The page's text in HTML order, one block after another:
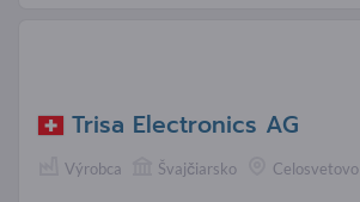
Trisa Electronics AG
Výrobca Švajčiarsko Celosvetovo